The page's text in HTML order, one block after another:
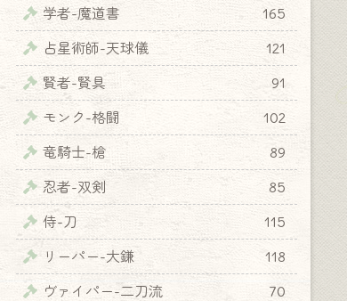
学者-魔道書
165
占星術師-天球儀
121
賢者-賢具
91
モンク-格闘
102
竜騎士-槍
89
忍者-双剣
85
侍-刀
115
リーパー-大鎌
118
ヴァイパー-二刀流
70